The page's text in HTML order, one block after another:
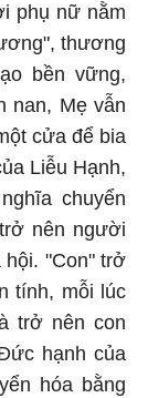
phụ nữ nằm
thương
bền vững,
nan, Mẹ vẫn
cửa để bia
Liễu Hạnh,
chuyển
nên người
"Con" trở
tính, mỗi lúc
trở nên con
hạnh của
hóa bằng